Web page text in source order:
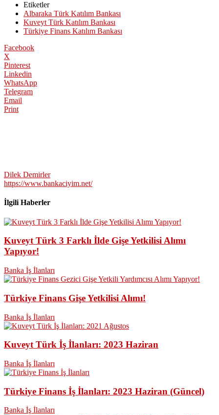
Etiketler
Albaraka Türk Katılım Bankası
Kuveyt Türk Katılım Bankası
Türkiye Finans Katılım Bankası
Facebook
X
Pinterest
Linkedin
WhatsApp
Telegram
Email
Print
Dilek Demirler
https://www.bankaciyim.net/
İlgili Haberler
Kuveyt Türk 3 Farklı İlde Gişe Yetkilisi Alımı
Yapıyor!
Banka İş İlanları
Türkiye Finans Gişe Yetkilisi Alımı!
Banka İş İlanları
Kuveyt Türk İş İlanları: 2023 Haziran
Banka İş İlanları
Türkiye Finans İş İlanları: 2023 Haziran (Güncel)
Banka İş İlanları